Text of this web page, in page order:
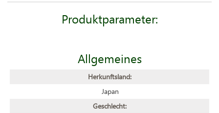
Produktparameter:
Allgemeines
Herkunftsland:
Japan
Geschlecht: